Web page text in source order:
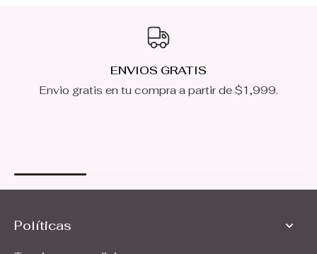
ENVIOS GRATIS
Envio gratis en tu compra a partir de $1,999.
Políticas